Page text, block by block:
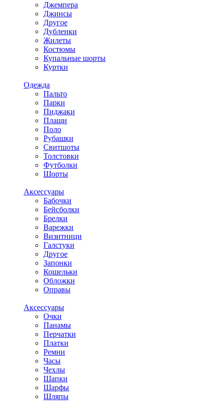
Джемпера
Джинсы
Другое
Дубленки
Жилеты
Костюмы
Купальные шорты
Куртки
Одежда
Пальто
Парки
Пиджаки
Плащи
Поло
Рубашки
Свитшоты
Толстовки
Футболки
Шорты
Аксессуары
Бабочки
Бейсболки
Брелки
Варежки
Визитници
Галстуки
Другое
Запонки
Кошельки
Обложки
Оправы
Аксессуары
Очки
Панамы
Перчатки
Платки
Ремни
Часы
Чехлы
Шапки
Шарфы
Шляпы